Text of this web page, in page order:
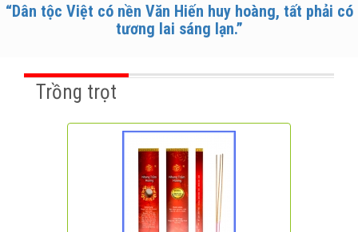
“Dân tộc Việt có nền Văn Hiến huy hoàng, tất phải có
tương lai sáng lạn.”
Trồng trọt